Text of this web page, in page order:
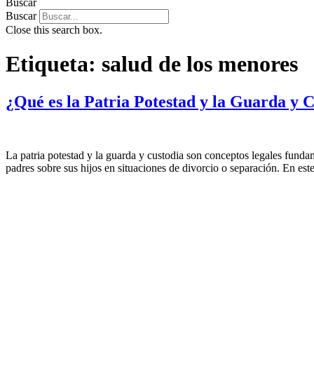
Buscar
Buscar
Close this search box.
Etiqueta: salud de los menores
¿Qué es la Patria Potestad y la Guarda y
La patria potestad y la guarda y custodia son conceptos legales
padres sobre sus hijos en situaciones de divorcio o separación. En